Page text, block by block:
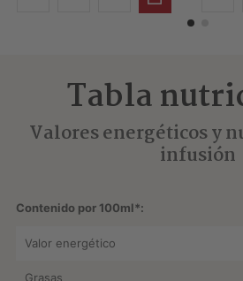
Tabla
Valores energéticos y
infusión
Contenido por 100ml*:
Valor energético
Grasas